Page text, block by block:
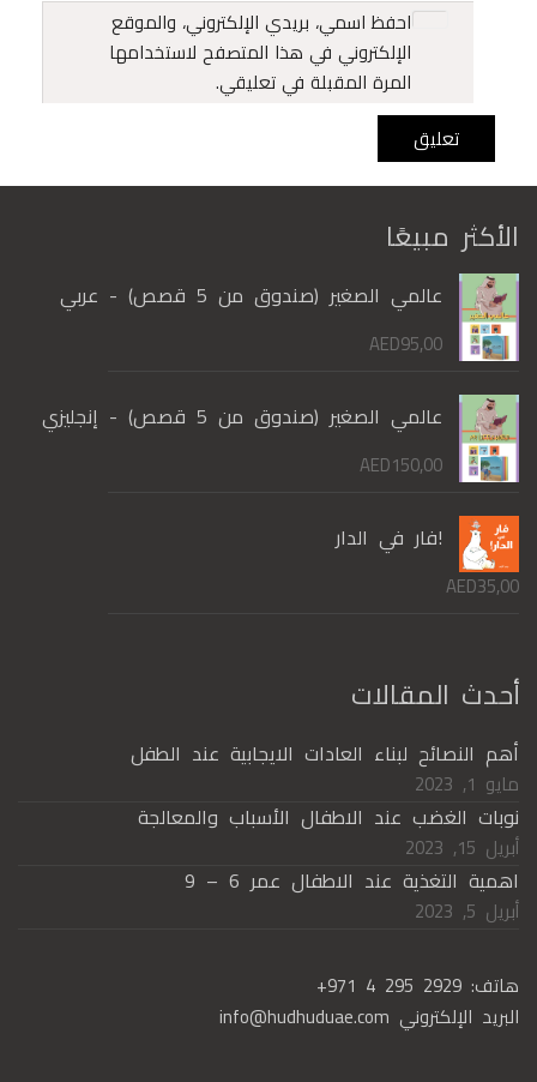
احفظ اسمي، بريدي الإلكتروني، والموقع
الإلكتروني في هذا المتصفح لاستخدامها
المرة المقبلة في تعليقي.
الأكثر مبيعًا
عالمي الصغير (صندوق من 5 قصص) - عربي
AED95,00
عالمي الصغير (صندوق من 5 قصص) - إنجليزي
AED150,00
!فار في الدار
AED35,00
أحدث المقالات
أهم النصائح لبناء العادات الايجابية عند الطفل
مايو 1, 2023
نوبات الغضب عند الاطفال الأسباب والمعالجة
أبريل 15, 2023
اهمية التغذية عند الاطفال عمر 6 – 9
أبريل 5, 2023
هاتف: +971 4 295 2929
البريد الإلكتروني info@hudhuduae.com